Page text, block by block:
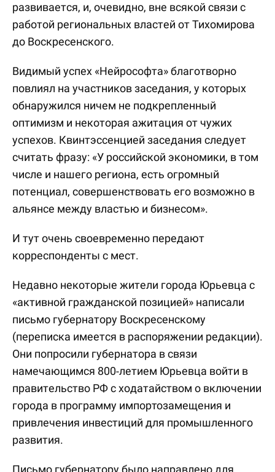
развивается, и, очевидно, вне всякой связи с
работой региональных властей от Тихомирова
до Воскресенского.
Видимый успех «Нейрософта» благотворно
повлиял на участников заседания, у которых
обнаружился ничем не подкрепленный
оптимизм и некоторая ажитация от чужих
успехов. Квинтэссенцией заседания следует
считать фразу: «У российской экономики, в том
числе и нашего региона, есть огромный
потенциал, совершенствовать его возможно в
альянсе между властью и бизнесом».
И тут очень своевременно передают
корреспонденты с мест.
Недавно некоторые жители города Юрьевца с
«активной гражданской позицией» написали
письмо губернатору Воскресенскому
(переписка имеется в распоряжении редакции).
Они попросили губернатора в связи
намечающимся 800-летием Юрьевца войти в
правительство РФ с ходатайством о включении
города в программу импортозамещения и
привлечения инвестиций для промышленного
развития.
Письмо губернатору было направлено для